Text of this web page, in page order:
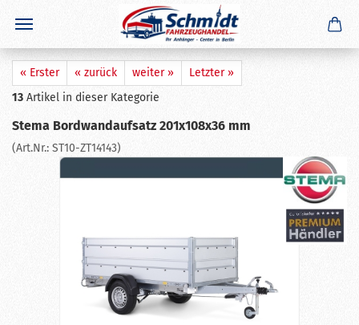
« Erster « zurück weiter »
Letzter »
13 Artikel in dieser Kategorie
Stema Bordwandaufsatz 201x108x36 mm
(Art.Nr.: ST10-ZT14143)
×
GERADE GEKAUFT
Klemmschelle / Klemmbügel 48 mm Ø
gekauft
Ausblenden